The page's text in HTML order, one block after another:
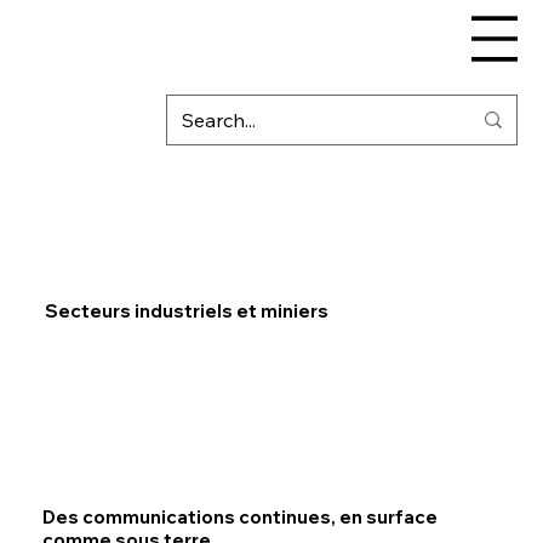
Secteurs industriels et miniers
Des communications continues, en surface